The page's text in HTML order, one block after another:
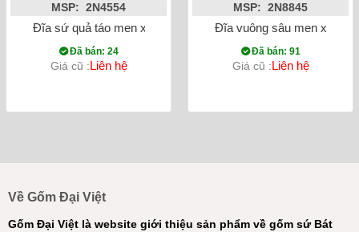
MSP: 2N4554
Đĩa sứ quả táo men xanh hỏa biến
Đã bán: 24
Giá cũ :Liên hệ
MSP: 2N8845
Đĩa vuông sâu men xanh
Đã bán: 91
Giá cũ :Liên hệ
Về Gốm Đại Việt
Gốm Đại Việt là website giới thiệu sản phẩm về gốm sứ Bát